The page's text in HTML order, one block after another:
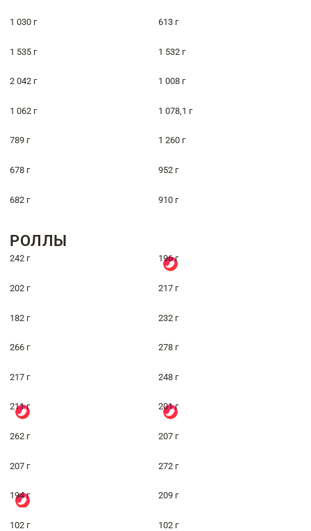
1 030 г 613 г
1 535 г 1 532 г
2 042 г 1 008 г
1 062 г 1 078,1 г
789 г 1 260 г
678 г 952 г
682 г 910 г
РОЛЛЫ
242 г 196 г
202 г 217 г
182 г 232 г
266 г 278 г
217 г 248 г
211 г 201 г
262 г 207 г
207 г 272 г
194 г 209 г
102 г 102 г